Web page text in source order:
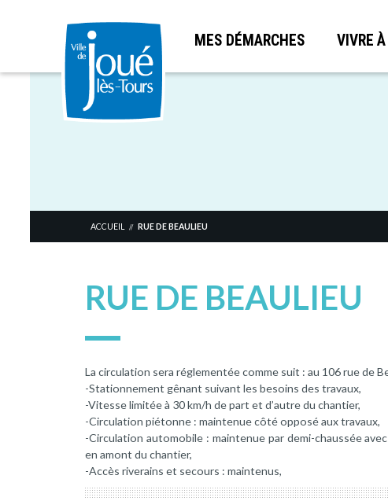
Aller
MES DÉMARCHES VIVRE
ACCUEIL // RUE DE BEAULIEU
RUE DE BEAULIEU
La circulation sera réglementée comme suit : au 106 rue de
-Stationnement gênant suivant les besoins des travaux,
-Vitesse limitée à 30 km/h de part et d’autre du chantier,
-Circulation piétonne : maintenue côté opposé aux travaux,
-Circulation automobile : maintenue par demi-chaussée
en amont du chantier,
-Accès riverains et secours : maintenus,